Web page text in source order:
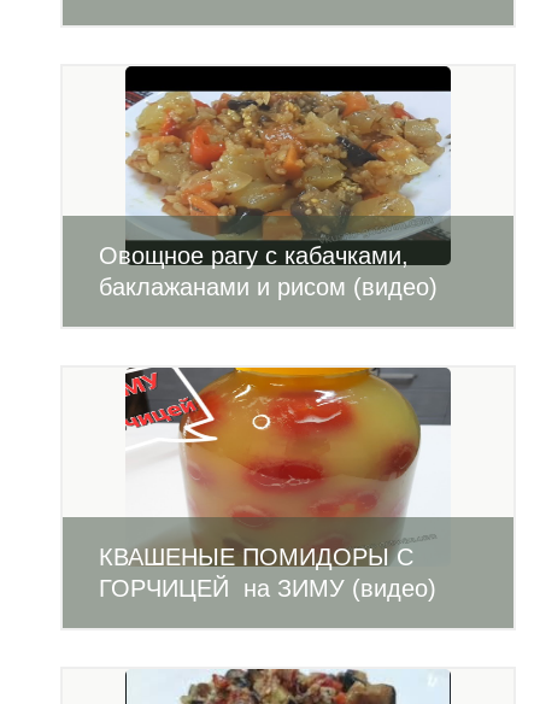
Овощное рагу с кабачками,
баклажанами и рисом (видео)
КВАШЕНЫЕ ПОМИДОРЫ С
ГОРЧИЦЕЙ на ЗИМУ (видео)